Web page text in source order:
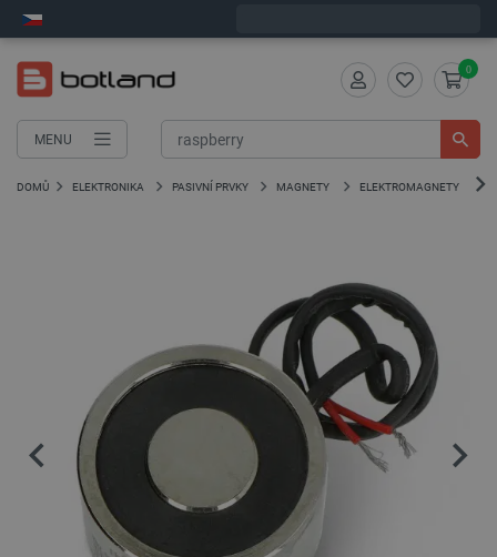
MENU
0
DOMŮ ELEKTRONIKA PASIVNÍ PRVKY MAGNETY ELEKTROMAGNETY